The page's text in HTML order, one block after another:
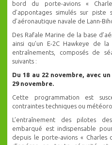
bord du porte-avions «
d’appontages simulés sur
d’aéronautique navale de Lann-
Des Rafale Marine de la base
ainsi qu’un E-2C Hawkeye de
entraînements, composés de
suivants :
Du 18 au 22 novembre, avec
29 novembre.
Cette programmation est
contraintes techniques ou
L’entraînement des pilotes
embarqué est indispensable
depuis le porte-avions « Charles